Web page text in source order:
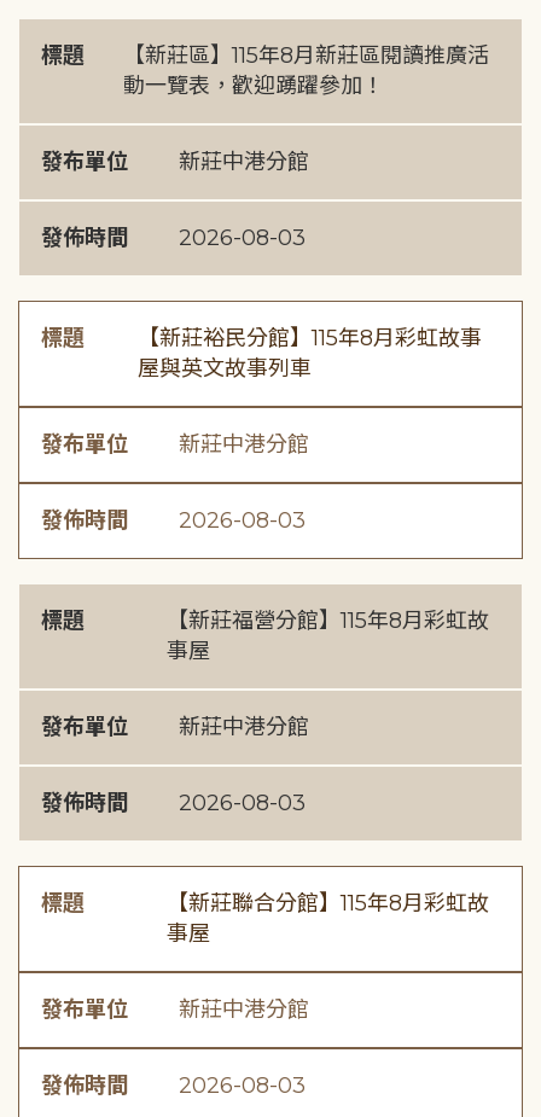
標題
【新莊區】115年8月新莊區閱讀推廣活
動一覽表，歡迎踴躍參加！
發布單位 新莊中港分館
發佈時間 2026-08-03
標題
【新莊裕民分館】115年8月彩虹故事
屋與英文故事列車
發布單位 新莊中港分館
發佈時間 2026-08-03
標題
【新莊福營分館】115年8月彩虹故
事屋
發布單位 新莊中港分館
發佈時間 2026-08-03
標題
【新莊聯合分館】115年8月彩虹故
事屋
發布單位 新莊中港分館
發佈時間 2026-08-03